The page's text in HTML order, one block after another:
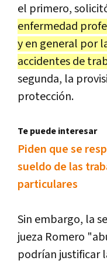
el primero,
enfermedad
y en general por
accidentes de
segunda, la
protección.
Te puede interesar
Piden que se
sueldo de las
particulares
Sin embargo, la
jueza Romero
podrían justificar